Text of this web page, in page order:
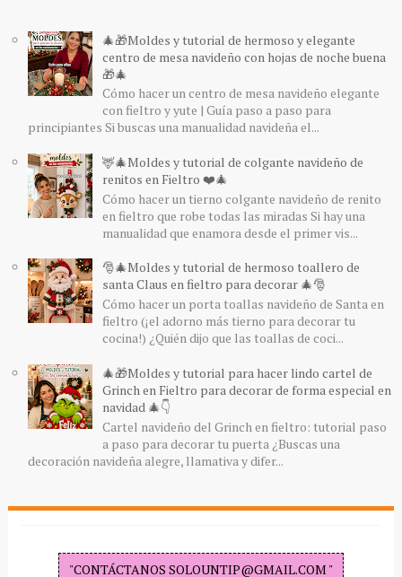
🎄🎁Moldes y tutorial de hermoso y elegante
centro de mesa navideño con hojas de noche buena
🎁🎄
Cómo hacer un centro de mesa navideño elegante
con fieltro y yute | Guía paso a paso para
principiantes Si buscas una manualidad navideña el...
🦌🎄Moldes y tutorial de colgante navideño de
renitos en Fieltro ❤️🎄
Cómo hacer un tierno colgante navideño de renito
en fieltro que robe todas las miradas Si hay una
manualidad que enamora desde el primer vis...
🎅🎄Moldes y tutorial de hermoso toallero de
santa Claus en fieltro para decorar 🎄🎅
Cómo hacer un porta toallas navideño de Santa en
fieltro (¡el adorno más tierno para decorar tu
cocina!) ¿Quién dijo que las toallas de coci...
🎄🎁Moldes y tutorial para hacer lindo cartel de
Grinch en Fieltro para decorar de forma especial en
navidad 🎄👇
Cartel navideño del Grinch en fieltro: tutorial paso
a paso para decorar tu puerta ¿Buscas una
decoración navideña alegre, llamativa y difer...
"CONTÁCTANOS SOLOUNTIP@GMAIL.COM "